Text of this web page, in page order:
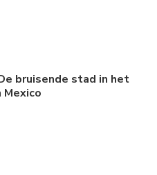
bruisende stad in het
Mexico